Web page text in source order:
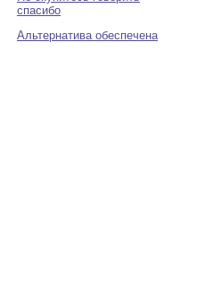
спасибо
Альтернатива обеспечена